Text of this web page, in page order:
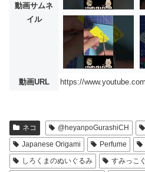
動画サムネ
イル
動画URL https://
ネコ @heyanpoGurashiCH
Japanese Origami
Perfume
しろくまのぬいぐるみ
すみっこ